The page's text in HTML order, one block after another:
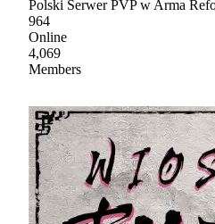
Polski Serwer PVP w Arma
964
Online
4,069
Members